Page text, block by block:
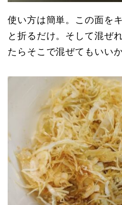
使い方は簡単。この面を
と折るだけ。そして混ぜ
たらそこで混ぜてもいいか